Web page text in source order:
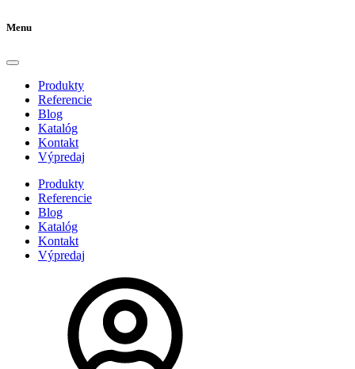
Menu
Produkty
Referencie
Blog
Katalóg
Kontakt
Výpredaj
Produkty
Referencie
Blog
Katalóg
Kontakt
Výpredaj